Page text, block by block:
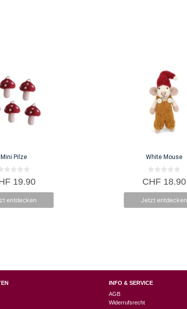
Mini Pilze
19.90
entdecken
White Mouse
0
v
5
CHF18.90
Jetzt entdecken
INFO & SERVICE
AGB
Widerrufsrecht